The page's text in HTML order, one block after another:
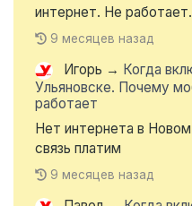
интернет. Не
9 месяцев назад
Игорь → Когда
Ульяновске. Почему
работает
Нет интернета в
связь платим
9 месяцев назад